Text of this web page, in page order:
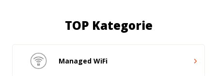
TOP Kategorie
Managed WiFi